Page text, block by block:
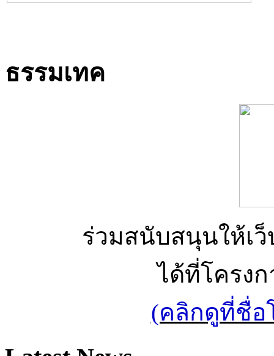
ธรรมเทค
ร่วมสนับสนุนให้เ
ได้ที่โครง
(คลิกดูที่ชื่อ